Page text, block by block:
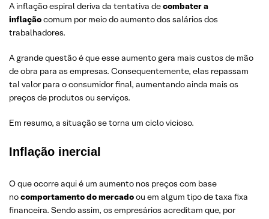
A inflação espiral deriva da tentativa decombater a
inflaçãocomum por meio do aumento dos salários dos
trabalhadores.
A grande questão é que esse aumento gera mais custos de mão
de obra para as empresas. Consequentemente, elas repassam
tal valor para o consumidor final, aumentando ainda mais os
preços de produtos ou serviços.
Em resumo, a situação se torna um ciclo vicioso.
Inflação inercial
O que ocorre aqui é um aumento nos preços com base
nocomportamento do mercadoou em algum tipo de taxa fixa
financeira. Sendo assim, os empresários acreditam que, por